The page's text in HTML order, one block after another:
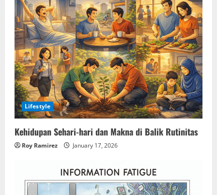
Lifestyle
Kehidupan Sehari-hari dan Makna di Balik Rutinitas
Roy Ramirez January 17, 2026